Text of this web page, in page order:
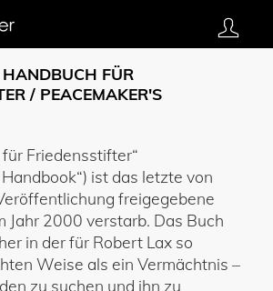
FÜR
/ PEACEMAKER'S
Friedensstifter“
Handbook“) ist das letzte von
freigegebene
Jahr 2000 verstarb. Das Buch
in der für Robert Lax so
Weise als ein Vermächtnis –
zu suchen und ihn zu